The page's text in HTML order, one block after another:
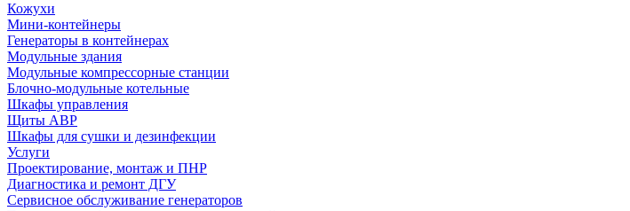
Кожухи
Мини-контейнеры
Генераторы в контейнерах
Модульные здания
Модульные компрессорные станции
Блочно-модульные котельные
Шкафы управления
Щиты АВР
Шкафы для сушки и дезинфекции
Услуги
Проектирование, монтаж и ПНР
Диагностика и ремонт ДГУ
Сервисное обслуживание генераторов